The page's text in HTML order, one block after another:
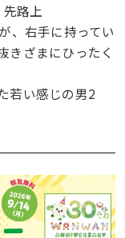
路上
、右手に持ってい
きざまにひったく
若い感じの男2